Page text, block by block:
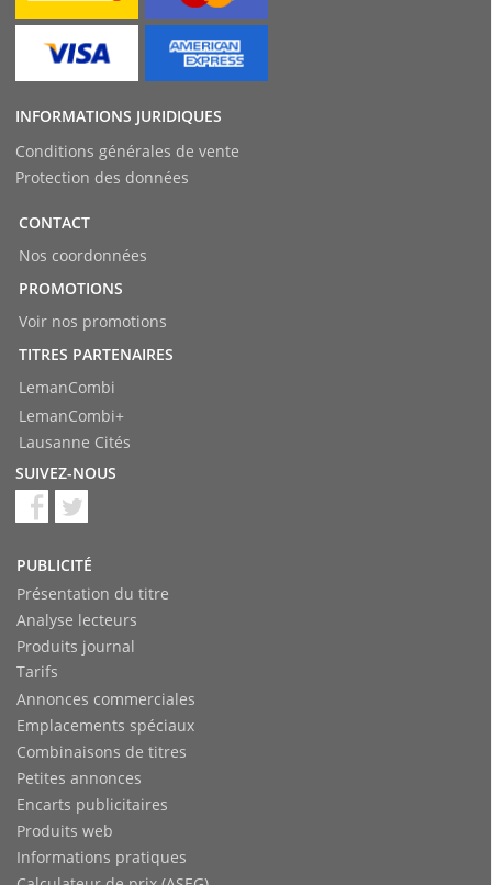
PUBLICITÉ
Présentation du titre
Analyse lecteurs
Produits journal
Tarifs
Annonces commerciales
Emplacements spéciaux
Combinaisons de titres
Petites annonces
Encarts publicitaires
Produits web
Informations pratiques
INFORMATIONS JURIDIQUES
Conditions générales de vente
Protection des données
CONTACT
Nos coordonnées
PROMOTIONS
Voir nos promotions
TITRES PARTENAIRES
LemanCombi
LemanCombi+
Lausanne Cités
SUIVEZ-NOUS